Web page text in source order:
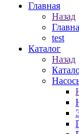
Главная
Назад
test
Каталог
Назад